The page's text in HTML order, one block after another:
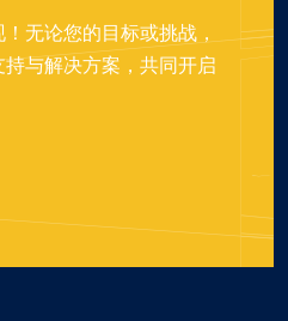
无论您的目标或挑战，
与解决方案，共同开启